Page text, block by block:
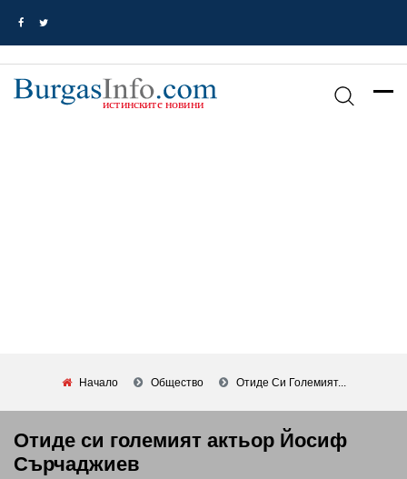
Начало Общество Отиде Си Големият...
Отиде си големият актьор Йосиф
Сърчаджиев